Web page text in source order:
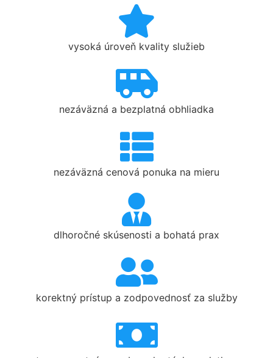
vysoká úroveň kvality služieb
nezáväzná a bezplatná obhliadka
nezáväzná cenová ponuka na mieru
dlhoročné skúsenosti a bohatá prax
korektný prístup a zodpovednosť za služby